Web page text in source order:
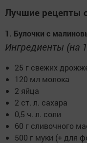
Лучшие рецепты
1. Булочки с
Ингредиенты (на
25 г свежих
120 мл молока
2 яйца
2 ст. л. сахара
0,5 ч. л. соли
60 г сливочного
500 г муки (+ для